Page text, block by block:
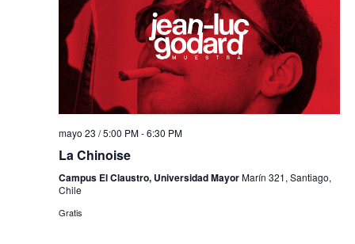
mayo 23 / 5:00 PM-6:30 PM
La Chinoise
Campus El Claustro, Universidad MayorMarín 321, Santiago,
Chile
Gratis